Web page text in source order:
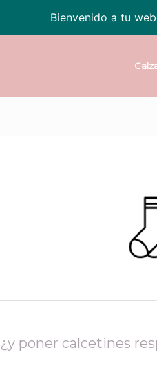
Bienvenido a tu
¿y poner calcetines